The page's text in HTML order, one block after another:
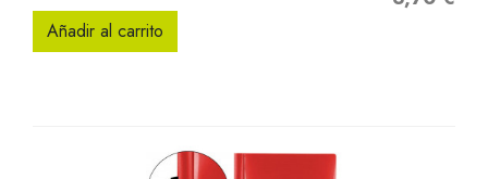
Añadir al carrito